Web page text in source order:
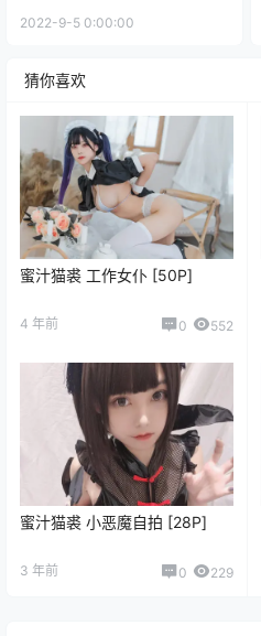
2022-9-5 0:00:00
猜你喜欢
蜜汁猫裘 工作女仆 [50P]
4 年前 0 552
蜜汁猫裘 小恶魔自拍 [28P]
3 年前 0 229